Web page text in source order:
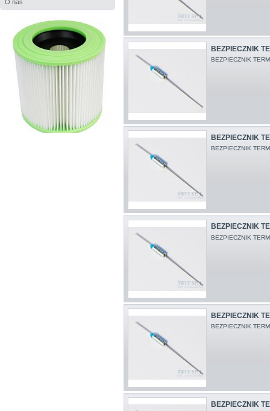
O nas
BEZPIECZNIK
BEZPIECZNIK
BEZPIECZNIK
BEZPIECZNIK
BEZPIECZNIK
BEZPIECZNIK
BEZPIECZNIK
BEZPIECZNIK
BEZPIECZNIK